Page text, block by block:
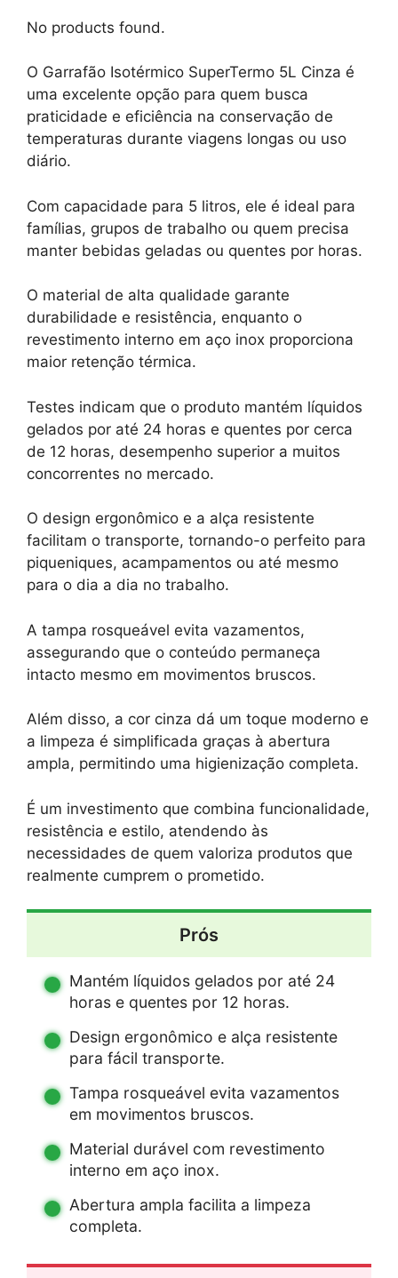
No products found.
O Garrafão Isotérmico SuperTermo 5L Cinza é
uma excelente opção para quem busca
praticidade e eficiência na conservação de
temperaturas durante viagens longas ou uso
diário.
Com capacidade para 5 litros, ele é ideal para
famílias, grupos de trabalho ou quem precisa
manter bebidas geladas ou quentes por horas.
O material de alta qualidade garante
durabilidade e resistência, enquanto o
revestimento interno em aço inox proporciona
maior retenção térmica.
Testes indicam que o produto mantém líquidos
gelados por até 24 horas e quentes por cerca
de 12 horas, desempenho superior a muitos
concorrentes no mercado.
O design ergonômico e a alça resistente
facilitam o transporte, tornando-o perfeito para
piqueniques, acampamentos ou até mesmo
para o dia a dia no trabalho.
A tampa rosqueável evita vazamentos,
assegurando que o conteúdo permaneça
intacto mesmo em movimentos bruscos.
Além disso, a cor cinza dá um toque moderno e
a limpeza é simplificada graças à abertura
ampla, permitindo uma higienização completa.
É um investimento que combina funcionalidade,
resistência e estilo, atendendo às
necessidades de quem valoriza produtos que
realmente cumprem o prometido.
Prós
Mantém líquidos gelados por até 24
horas e quentes por 12 horas.
Design ergonômico e alça resistente
para fácil transporte.
Tampa rosqueável evita vazamentos
em movimentos bruscos.
Material durável com revestimento
interno em aço inox.
Abertura ampla facilita a limpeza
completa.